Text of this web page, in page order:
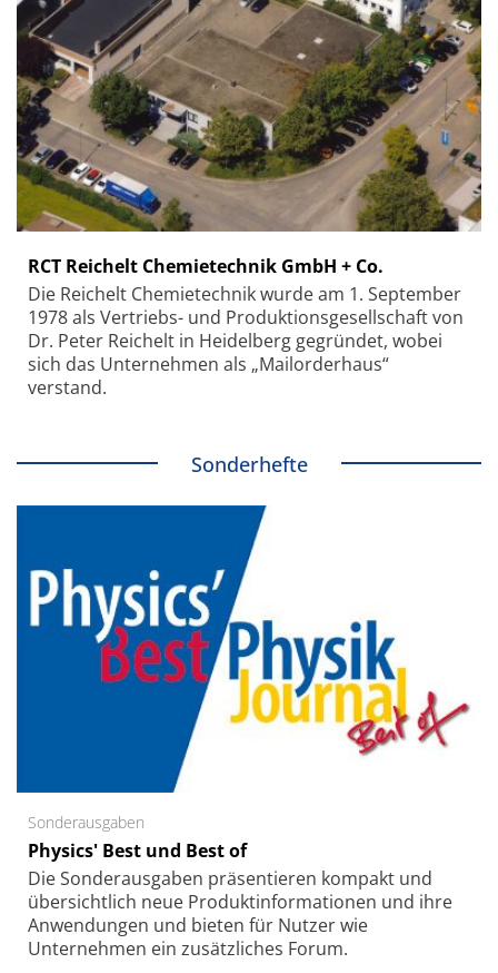
RCT Reichelt Chemietechnik GmbH + Co.
Die Reichelt Chemietechnik wurde am 1. September
1978 als Vertriebs- und Produktionsgesellschaft von
Dr. Peter Reichelt in Heidelberg gegründet, wobei
sich das Unternehmen als „Mailorderhaus“
verstand.
Sonderhefte
Sonderausgaben
Physics' Best und Best of
Die Sonder­ausgaben präsentieren kompakt und
übersichtlich neue Produkt­informationen und ihre
Anwendungen und bieten für Nutzer wie
Unternehmen ein zusätzliches Forum.